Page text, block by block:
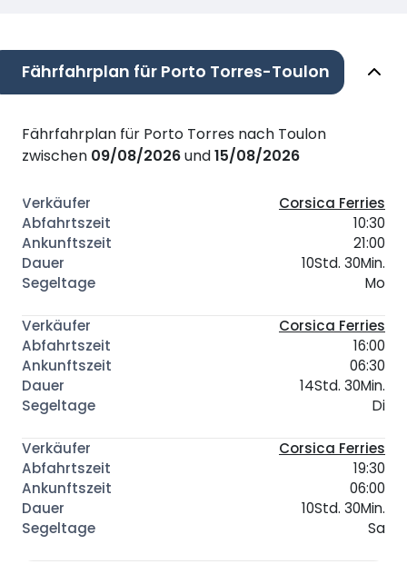
Fährfahrplan für Porto Torres-Toulon
Fährfahrplan für Porto Torres nach Toulon
zwischen 09/08/2026und15/08/2026
Corsica Ferries
10:30
21:00
10Std. 30Min.
Mo
Corsica Ferries
16:00
06:30
14Std. 30Min.
Di
Corsica Ferries
19:30
06:00
10Std. 30Min.
Sa